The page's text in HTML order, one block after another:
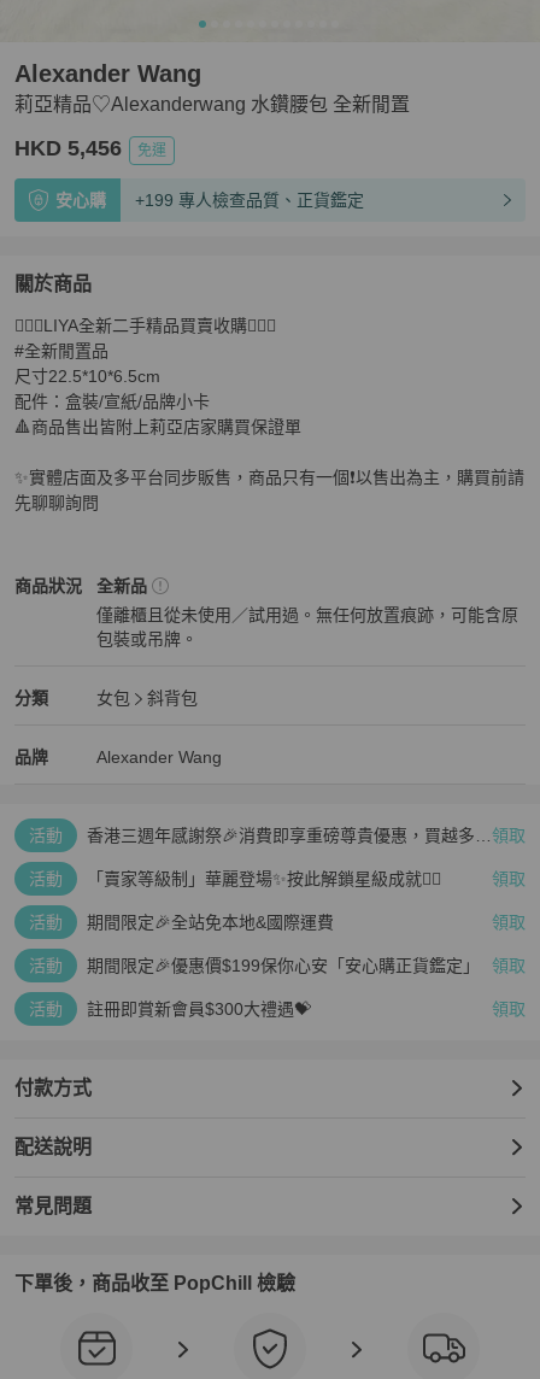
莉亞精品♡Alexanderwang 水鑽腰包 全新閒置
Alexander Wang
HKD 5,456 免運
安心購 +199 專人檢查品質、正貨鑑定
關於商品
關於莉亞精品♡Alexanderwang 水鑽腰包 全新閒置
🧚🏻‍♀️LIYA全新二手精品買賣收購🧚🏻‍♀️
#全新閒置品
尺寸22.5*10*6.5cm
配件：盒裝/宣紙/品牌小卡
🔺商品售出皆附上莉亞店家購買保證單
✨實體店面及多平台同步販售，商品只有一個❗️以售出為主，購買前請
先聊聊詢問
商品狀況
Alexander Wang女包
全新品
僅離櫃且從未使用／試用過。無任何放置痕跡，可能含原
包裝或吊牌。
分類
Alexander Wang女包分類資訊
女包
斜背包
品牌
Alexander Wang精品女包品牌介紹
Alexander Wang
Alexander Wang推薦清單
活動
香港三週年感謝祭🎉消費即享重磅尊貴優惠，買越多、 領取
活動 「賣家等級制」華麗登場✨按此解鎖星級成就👆🏻 領取
活動 期間限定🎉全站免本地&國際運費 領取
活動 期間限定🎉優惠價$199保你心安「安心購正貨鑑定」 領取
活動 註冊即賞新會員$300大禮遇💝 領取
付款方式
配送說明
常見問題
下單後，商品收至 PopChill 檢驗